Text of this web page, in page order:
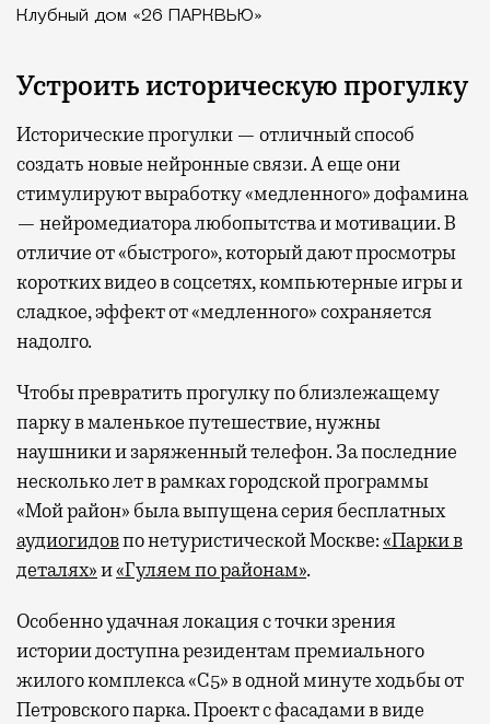
Клубный дом «26 ПАРКВЬЮ»
Устроить историческую прогулку
Исторические прогулки — отличный способ
создать новые нейронные связи. А еще они
стимулируют выработку «медленного» дофамина
— нейромедиатора любопытства и мотивации. В
отличие от «быстрого», который дают просмотры
коротких видео в соцсетях, компьютерные игры и
сладкое, эффект от «медленного» сохраняется
надолго.
Чтобы превратить прогулку по близлежащему
парку в маленькое путешествие, нужны
наушники и заряженный телефон. За последние
несколько лет в рамках городской программы
«Мой район» была выпущена серия бесплатных
аудиогидовпо нетуристической Москве:«Парки в
деталях»и«Гуляем по районам».
Особенно удачная локация с точки зрения
истории доступна резидентам премиального
жилого комплекса «С5»в одной минуте ходьбы от
Петровского парка. Проект с фасадами в виде